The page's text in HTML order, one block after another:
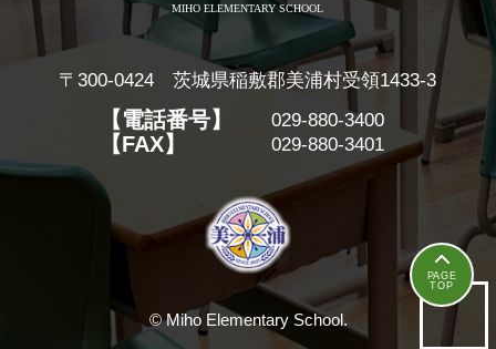
PAGE
TOP
MIHO ELEMENTARY SCHOOL
〒300-0424 茨城県稲敷郡美浦村受領1433-3
【電話番号】 029-880-3400
【FAX】 029-880-3401
美浦小学
© Miho Elementary School.